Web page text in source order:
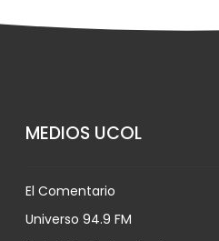
MEDIOS UCOL
El Comentario
Universo 94.9 FM